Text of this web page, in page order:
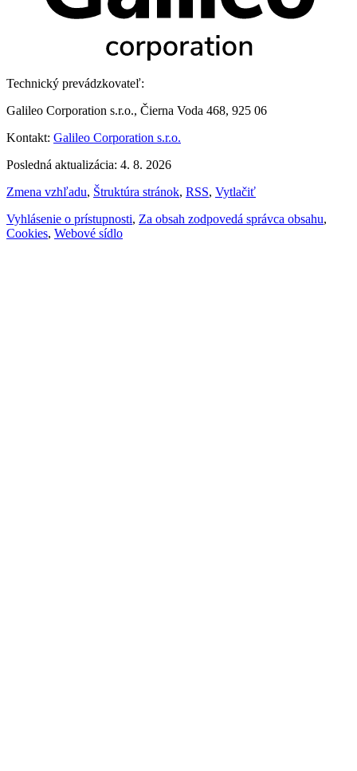
Technický prevádzkovateľ:
Galileo Corporation s.r.o., Čierna Voda 468, 925 06
Kontakt: Galileo Corporation s.r.o.
Posledná aktualizácia: 4. 8. 2026
Zmena vzhľadu, Štruktúra stránok, RSS, Vytlačiť
Vyhlásenie o prístupnosti, Za obsah zodpovedá správca obsahu,
Cookies, Webové sídlo